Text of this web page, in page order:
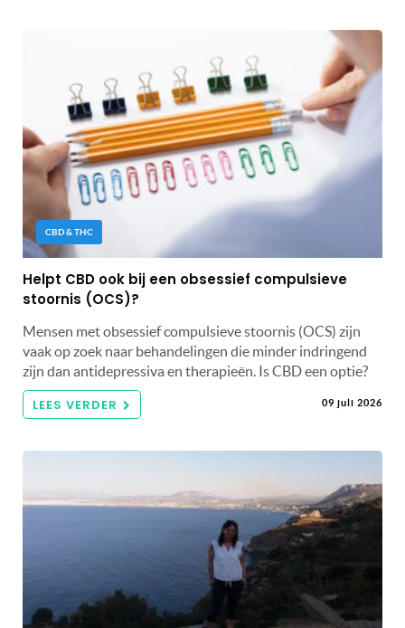
CBD & THC
Helpt CBD ook bij een obsessief compulsieve
stoornis (OCS)?
Mensen met obsessief compulsieve stoornis (OCS) zijn
vaak op zoek naar behandelingen die minder indringend
zijn dan antidepressiva en therapieën. Is CBD een optie?
LEES VERDER 09 juli 2026